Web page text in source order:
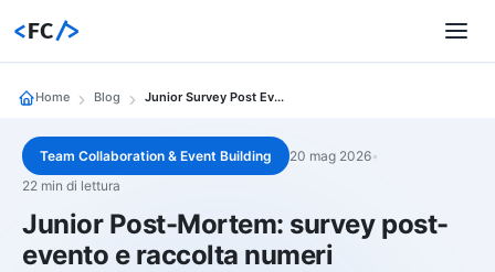
<FC/>
Home Blog Junior Survey Post Evento
Team Collaboration & Event Building 20 mag 2026•
22 min di lettura
Junior Post-Mortem: survey post-
evento e raccolta numeri